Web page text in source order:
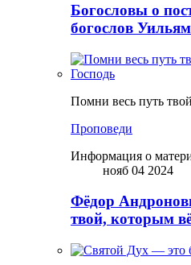
Богословы о
богослов
Помни весь путь
Проповеди
Информация о
нояб 04 2024
Фёдор
твой, которым